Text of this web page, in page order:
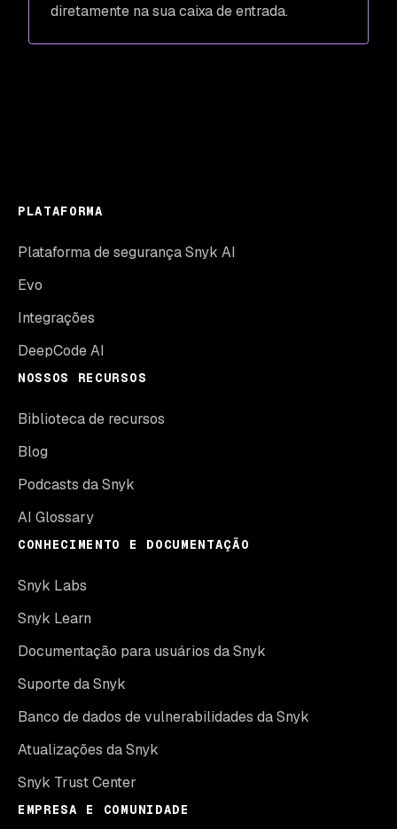
diretamente na sua caixa de entrada.
PLATAFORMA
Plataforma de segurança Snyk AI
Evo
Integrações
DeepCode AI
NOSSOS RECURSOS
Biblioteca de recursos
Blog
Podcasts da Snyk
AI Glossary
CONHECIMENTO E DOCUMENTAÇÃO
Snyk Labs
Snyk Learn
Documentação para usuários da Snyk
Suporte da Snyk
Banco de dados de vulnerabilidades da Snyk
Atualizações da Snyk
Snyk Trust Center
EMPRESA E COMUNIDADE